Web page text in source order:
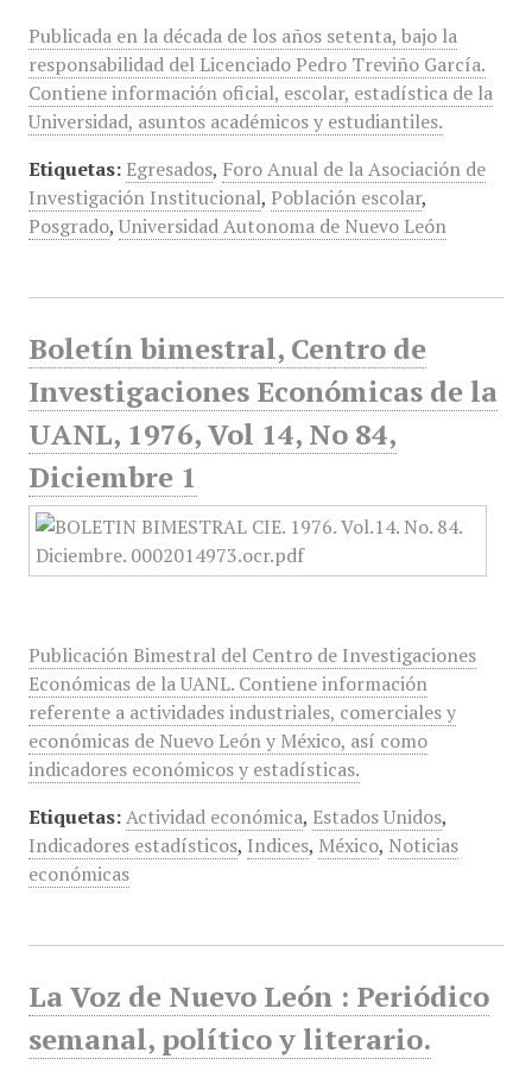
Publicada en la década de los años setenta, bajo la
responsabilidad del Licenciado Pedro Treviño García.
Contiene información oficial, escolar, estadística de la
Universidad, asuntos académicos y estudiantiles.
Etiquetas: Egresados, Foro Anual de la Asociación de
Investigación Institucional, Población escolar,
Posgrado, Universidad Autonoma de Nuevo León
Boletín bimestral, Centro de
Investigaciones Económicas de la
UANL, 1976, Vol 14, No 84,
Diciembre 1
Publicación Bimestral del Centro de Investigaciones
Económicas de la UANL. Contiene información
referente a actividades industriales, comerciales y
económicas de Nuevo León y México, así como
indicadores económicos y estadísticas.
Etiquetas: Actividad económica, Estados Unidos,
Indicadores estadísticos, Indices, México, Noticias
económicas
La Voz de Nuevo León : Periódico
semanal, político y literario.